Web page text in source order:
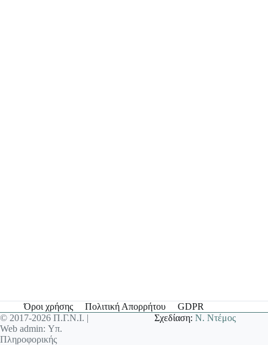
Όροι χρήσης Πολιτική Απορρήτου
GDPR
© 2017-2026 Π.Γ.Ν.Ι. |
Web admin: Υπ.
Πληροφορικής
Σχεδίαση:Ν. Ντέμος